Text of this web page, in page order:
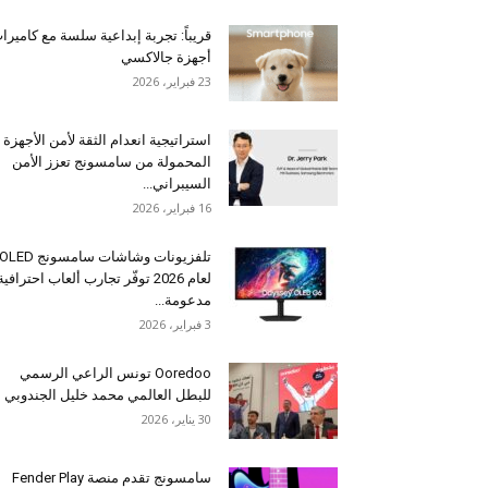
قريباً: تجربة إبداعية سلسة مع
أجهزة جالاكسي
23 فبراير، 2026
استراتيجية انعدام الثقة لأمن الأجهزة
المحمولة من سامسونج تعزز الأمن
السيبراني...
16 فبراير، 2026
تلفزيونات وشاشات سامسونج OLED
لعام 2026 توفّر تجارب ألعاب
مدعومة...
3 فبراير، 2026
Ooredoo تونس الراعي الرسمي
للبطل العالمي محمد خليل الجندوبي
30 يناير، 2026
سامسونج تقدم منصة Fender Play